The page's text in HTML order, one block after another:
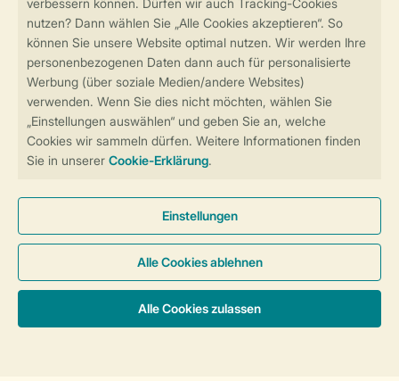
Weitere Informationen und Einstellungen
Sicher und schnell zur Online-Buchung
Sichere Datenübertragung
Sicheres Bezahlen